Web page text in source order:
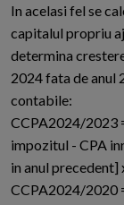
In acelasi fel se
capitalul propriu
determina
2024 fata de anul
contabile:
CCPA2024/2023
impozitul - CPA
in anul precedent]
CCPA2024/2020